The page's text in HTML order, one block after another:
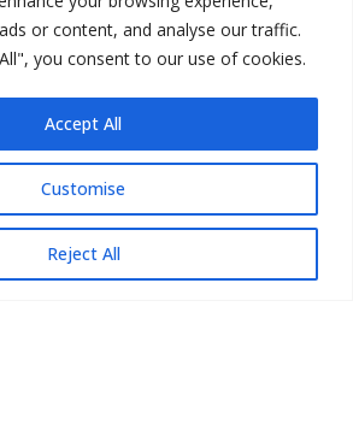
or content, and analyse our traffic.
you consent to our use of cookies.
Customise
Reject All
Accept All
und viel...